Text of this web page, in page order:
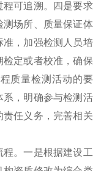
可追溯。四是要求
场所、质量保证体
，加强检测人员培
定或者校准，确保
质量检测活动的要
，明确参与检测活
任义务，完善相关
。一是根据建设工